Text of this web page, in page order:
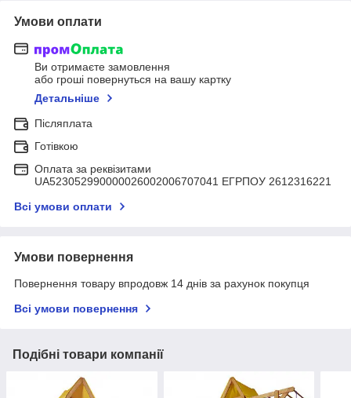
Умови оплати
Ви отримаєте замовлення
або гроші повернуться на вашу картку
Детальніше
Післяплата
Готівкою
Оплата за реквізитами
UA523052990000026002006707041 ЕГРПОУ 2612316221
Всі умови оплати
Умови повернення
Повернення товару впродовж 14 днів за рахунок покупця
Всі умови повернення
Подібні товари компанії